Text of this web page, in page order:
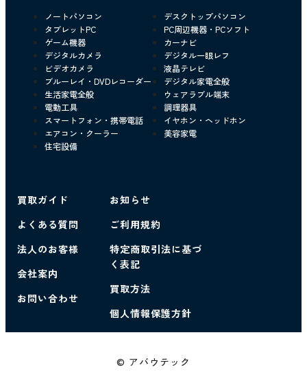
ノートパソコン
デスクトップパソコン
タブレットPC
PC周辺機器・PCソフト
ゲーム機器
カーナビ
デジタルカメラ
デジタル一眼レフ
ビデオカメラ
液晶テレビ
ブルーレイ・DVDレコーダー
デジタル家電全般
生活家電全般
ウェアラブル端末
電動工具
調理器具
スマートフォン・携帯電話
イヤホン・ヘッドホン
エアコン・クーラー
美容家電
住宅設備
買取ガイド
よくある質問
法人のお客様
会社案内
お問い合わせ
お知らせ
ご利用規約
特定商取引法に基づ
く表記
買取方法
個人情報保護方針
© アバウテック